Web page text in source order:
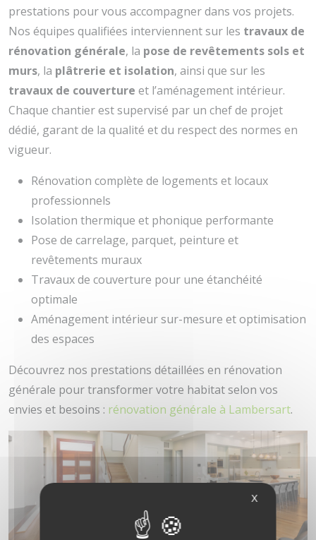
prestations pour vous accompagner dans vos projets.
Nos équipes qualifiées interviennent sur les travaux de
rénovation générale, la pose de revêtements sols et
murs, la plâtrerie et isolation, ainsi que sur les
travaux de couverture et l’aménagement intérieur.
Chaque chantier est supervisé par un chef de projet
dédié, garant de la qualité et du respect des normes en
vigueur.
Rénovation complète de logements et locaux
professionnels
Isolation thermique et phonique performante
Pose de carrelage, parquet, peinture et
revêtements muraux
Travaux de couverture pour une étanchéité
optimale
Aménagement intérieur sur-mesure et optimisation
des espaces
Découvrez nos prestations détaillées en rénovation
générale pour transformer votre habitat selon vos
envies et besoins : rénovation générale à Lambersart.
X